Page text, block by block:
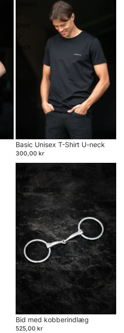
Basic Unisex T-Shirt U-neck
300,00 kr
med
kobberindlæg
Bid med kobberindlæg
525,00 kr